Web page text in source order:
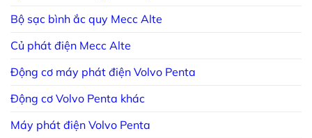
Bộ sạc bình ắc quy Mecc Alte
Củ phát điện Mecc Alte
Động cơ máy phát điện Volvo Penta
Động cơ Volvo Penta khác
Máy phát điện Volvo Penta